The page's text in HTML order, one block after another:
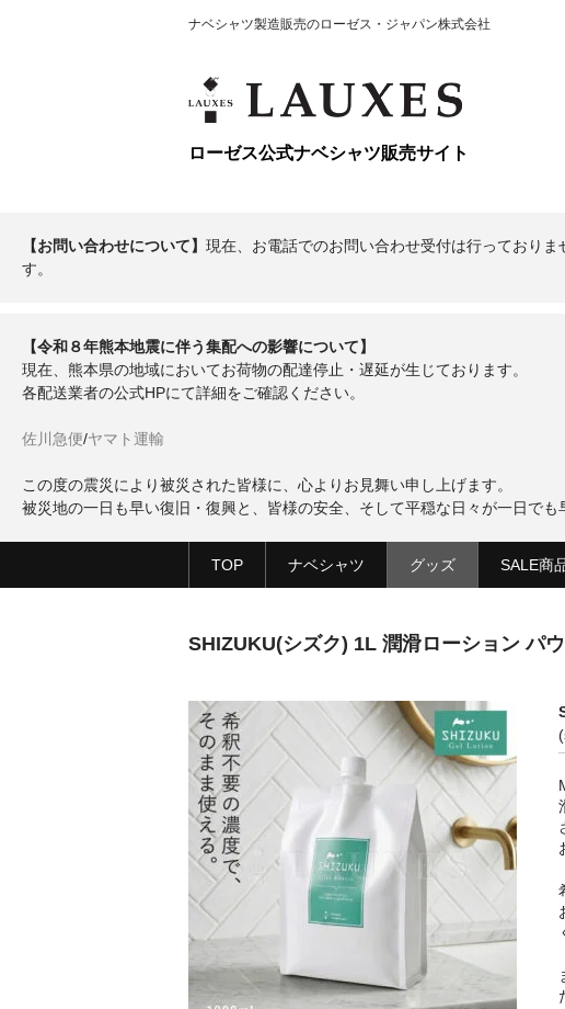
ナベシャツ製造販売のローゼス・ジャパン株式会社
ローゼス公式ナベシャツ販売サイト
【お問い合わせについて】 現在、お電話でのお問い合わせ受付は行っており
す。
【令和８年熊本地震に伴う集配への影響について】
現在、熊本県の地域においてお荷物の配達停止・遅延が生じております。
各配送業者の公式HPにて詳細をご確認ください。
佐川急便/ヤマト運輸
この度の震災により被災された皆様に、心よりお見舞い申し上げます。
被災地の一日も早い復旧・復興と、皆様の安全、そして平穏な日々が一日でも
TOP ナベシャツ グッズ SALE商
SHIZUKU(シズク) 1L 潤滑ローション パ